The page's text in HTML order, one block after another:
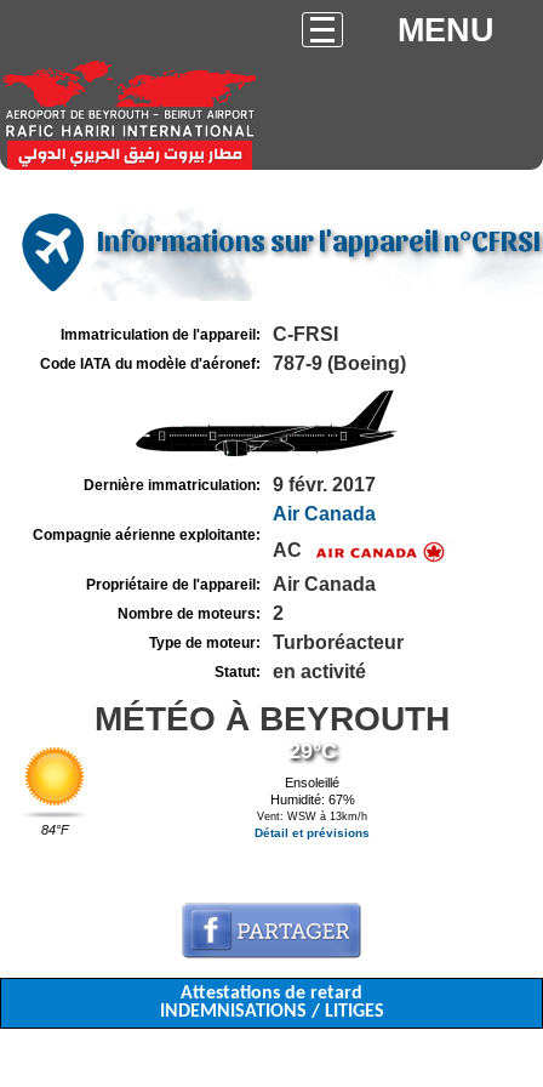
MENU
Informations sur l'appareil n°CFRSI
Immatriculation de l'appareil: C-FRSI
Code IATA du modèle d'aéronef: 787-9 (Boeing)
Dernière immatriculation: 9 févr. 2017
Compagnie aérienne exploitante:
Air Canada
AC
Propriétaire de l'appareil: Air Canada
Nombre de moteurs: 2
Type de moteur: Turboréacteur
Statut: en activité
MÉTÉO À BEYROUTH
84°F
29°C
Ensoleillé
Humidité: 67%
Vent: WSW à 13km/h
Détail et prévisions
Attestations de retard
INDEMNISATIONS / LITIGES